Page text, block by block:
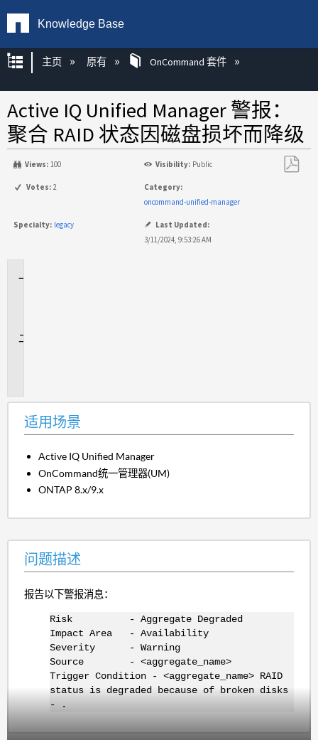
Knowledge Base
扩展/隐缩全局层次
主页 原有 OnCommand 套件
Active IQ Unified Manager 警报：
聚合 RAID 状态因磁盘损坏而降级
Views: 100 Visibility: Public
Votes: 2
Category:
oncommand-unified-manager
Specialty: legacy
Last Updated:
3/11/2024, 9:53:26 AM
适用场景
Active IQ Unified Manager
OnCommand统一管理器(UM)
ONTAP 8.x/9.x
问题描述
报告以下警报消息：
Risk - Aggregate Degraded
Impact Area - Availability
Severity - Warning
Source - <aggregate_name>
Trigger Condition - <aggregate_name> RAID
status is degraded because of broken disks
- .